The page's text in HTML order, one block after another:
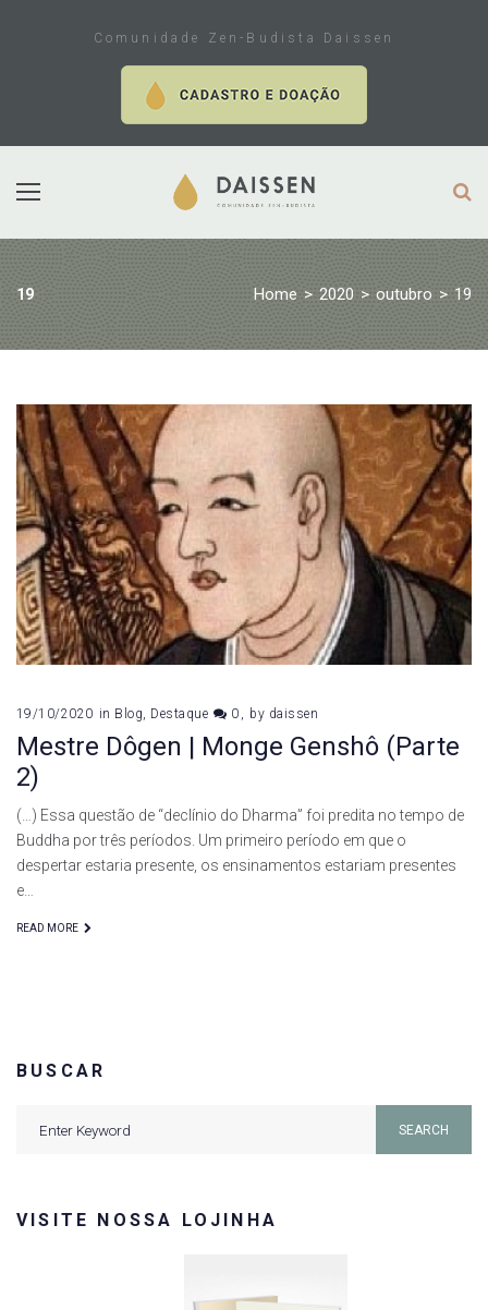
Comunidade Zen-Budista Daissen
19 Home > 2020 > outubro > 19
Dia:
19
de
outubro
de
2020
19/10/2020 in Blog, Destaque 0 by daissen
Mestre Dôgen | Monge Genshô (Parte
2)
(…) Essa questão de “declínio do Dharma” foi predita no tempo de
Buddha por três períodos. Um primeiro período em que o
despertar estaria presente, os ensinamentos estariam presentes
e…
READ MORE
BUSCAR
SEARCH
VISITE NOSSA LOJINHA